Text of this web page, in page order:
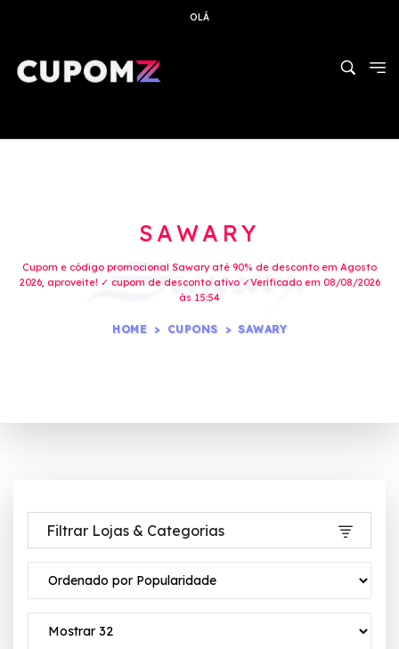
OLÁ
SAWARY
Cupom e código promocional Sawary até 90% de desconto em Agosto
2026, aproveite! ✓ cupom de desconto ativo ✓Verificado em 08/08/2026
às 15:54
HOME CUPONS SAWARY
Filtrar Lojas & Categorias